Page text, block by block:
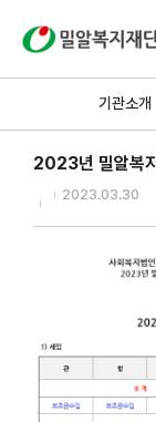
기관소개
2023년 밀알복
2023.03.30